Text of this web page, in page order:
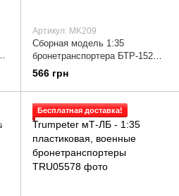
Артикул: MK209
Сборная модель 1:35
бронетранспортера БТР-152В1
Скиф, военные
бронетранспортеры
566 грн
Бесплатная доставка!